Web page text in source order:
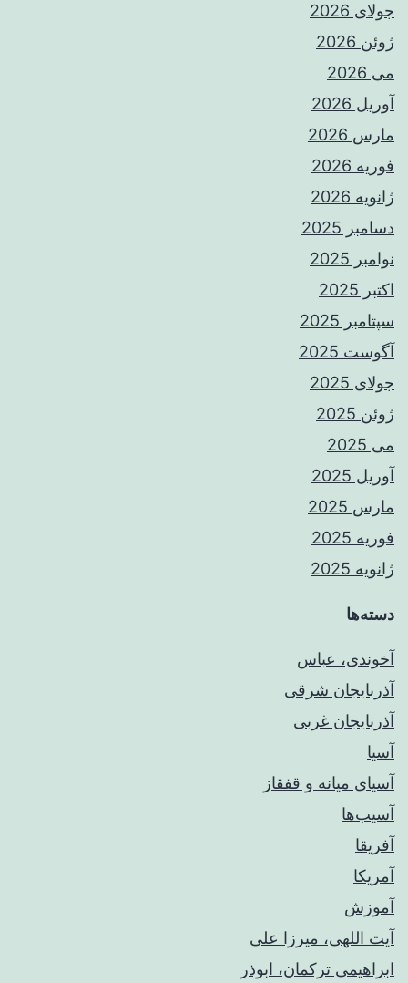
جولای 2026
ژوئن 2026
می 2026
آوریل 2026
مارس 2026
فوریه 2026
ژانویه 2026
دسامبر 2025
نوامبر 2025
اکتبر 2025
سپتامبر 2025
آگوست 2025
جولای 2025
ژوئن 2025
می 2025
آوریل 2025
مارس 2025
فوریه 2025
ژانویه 2025
دسته‌ها
آخوندی، عباس
آذربایجان شرقی
آذربایجان غربی
آسیا
آسیای میانه و قفقاز
آسیب‌ها
آفریقا
آمریکا
آموزش
آیت اللهی، میرزا علی
ابراهیمی ترکمان، ابوذر